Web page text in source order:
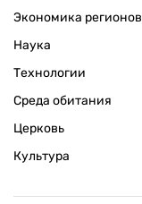
Экономика регионов
Наука
Технологии
Среда обитания
Церковь
Культура